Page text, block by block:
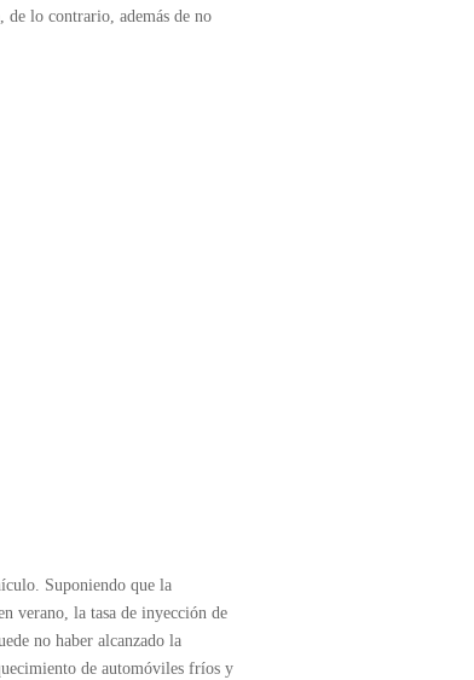
de lo contrario, además de no
Suponiendo que la
verano, la tasa de inyección de
no haber alcanzado la
de automóviles fríos y